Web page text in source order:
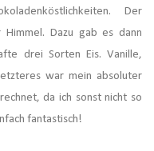
Der
Himmel. Dazu gab es dann
drei Sorten Eis. Vanille,
war mein absoluter
da ich sonst nicht so
fantastisch!